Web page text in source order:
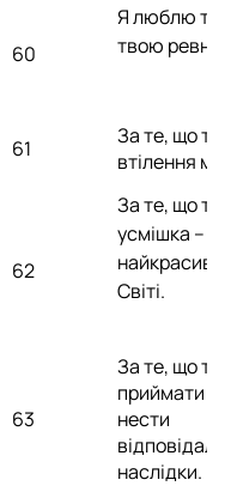
60
Я люблю
твою
61
За те, що ти
втілення
62
За те, що
усмішка –
Світі.
63
За те, що ти
приймати
нести
наслідки.